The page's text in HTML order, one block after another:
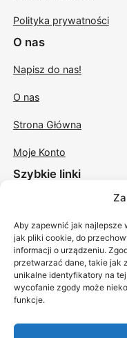
Aby zapewnić jak najlepsze
jak pliki cookie, do
informacji o urządzeniu.
przetwarzać dane, takie jak
unikalne identyfikatory na
wycofanie zgody może
funkcje.
Polityka prywatności
O nas
Napisz do nas!
O nas
Strona Główna
Moje Konto
Szybkie linki
Świece odlewane
Świece sojowe do
Akcesoria